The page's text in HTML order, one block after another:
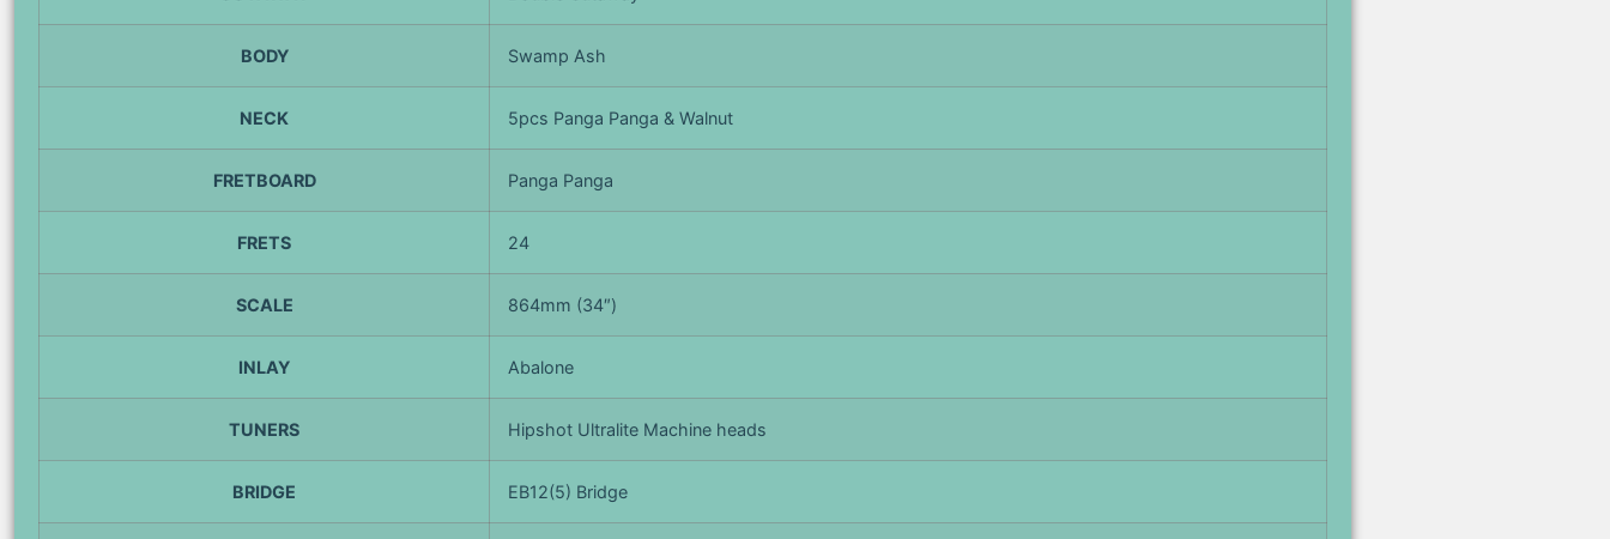
BODY Swamp Ash
NECK 5pcs Panga Panga & Walnut
FRETBOARD Panga Panga
FRETS 24
SCALE 864mm (34″)
INLAY Abalone
TUNERS Hipshot Ultralite Machine heads
BRIDGE EB12(5) Bridge